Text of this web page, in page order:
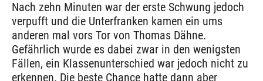
Nach zehn Minuten war der erste Schwung jedoch
verpufft und die Unterfranken kamen ein ums
anderen mal vors Tor von Thomas Dähne.
Gefährlich wurde es dabei zwar in den wenigsten
Fällen, ein Klassenunterschied war jedoch nicht zu
erkennen. Die beste Chance hatte dann aber